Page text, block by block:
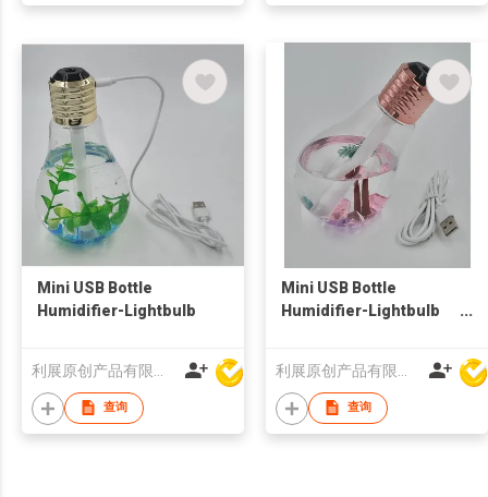
Mini USB Bottle
Humidifier-Lightbulb
查询
Mini USB Bottle
Humidifier-Lightbulb
查询